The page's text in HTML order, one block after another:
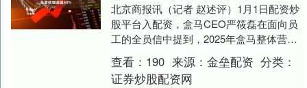
北京商报讯（记者 赵述评）1月1日配资炒
股平台入配资，盒马CEO严筱磊在面向员
工的全员信中提到，2025年盒马整体营收
同比增速超40%，盒马鲜生与超盒算NB双
业....
查看： 190 来源： 金垒配资 分类：
证券炒股配资网